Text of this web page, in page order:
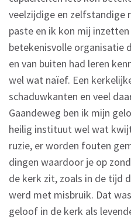
veelzijdige en zelfstandige
paste en ik kon mij
betekenisvolle organisatie
en van buiten had leren
wel wat naïef. Een
schaduwkanten en veel
Gaandeweg ben ik mijn
heilig instituut wel wat
ruzie, er worden fouten
dingen waardoor je op
de kerk zit, zoals in de tijd
werd met misbruik. Dat
geloof in de kerk als